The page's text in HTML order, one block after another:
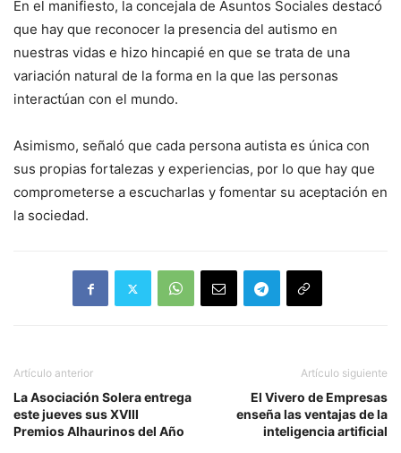
En el manifiesto, la concejala de Asuntos Sociales destacó
que hay que reconocer la presencia del autismo en
nuestras vidas e hizo hincapié en que se trata de una
variación natural de la forma en la que las personas
interactúan con el mundo.
Asimismo, señaló que cada persona autista es única con
sus propias fortalezas y experiencias, por lo que hay que
comprometerse a escucharlas y fomentar su aceptación en
la sociedad.
Artículo anterior
La Asociación Solera entrega
este jueves sus XVIII
Premios Alhaurinos del Año
Artículo siguiente
El Vivero de Empresas
enseña las ventajas de la
inteligencia artificial